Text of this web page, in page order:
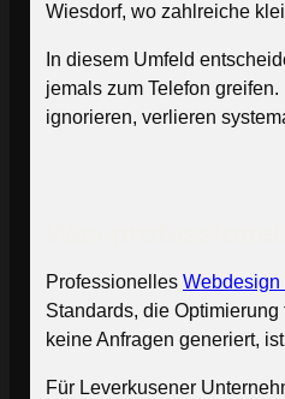
Wiesdorf, wo zahlreiche
In diesem Umfeld
jemals zum Telefon
ignorieren, verlieren
Professionelles Webdesign
Standards, die
keine Anfragen generiert,
Für Leverkusener